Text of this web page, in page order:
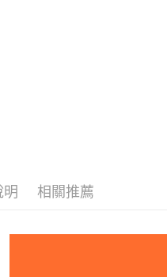
明 相關推薦